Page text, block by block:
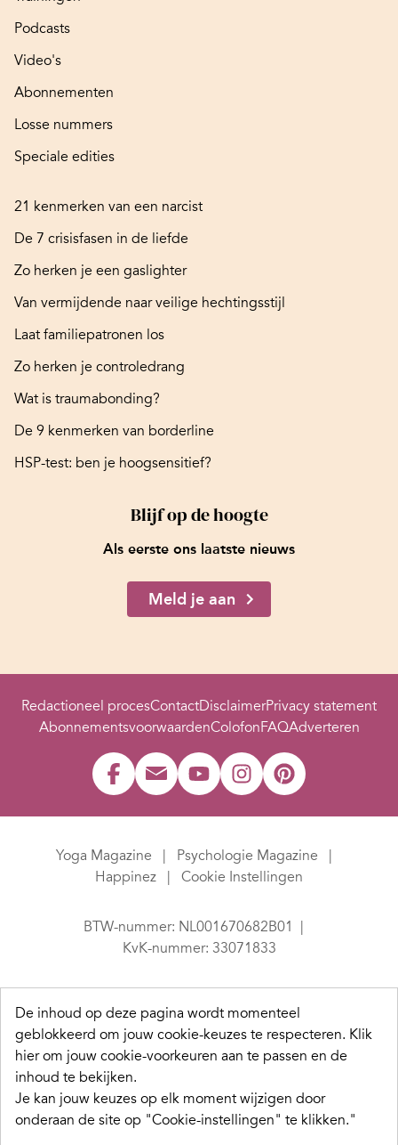
Podcasts
Video's
Abonnementen
Losse nummers
Speciale edities
21 kenmerken van een narcist
De 7 crisisfasen in de liefde
Zo herken je een gaslighter
Van vermijdende naar veilige hechtingsstijl
Laat familiepatronen los
Zo herken je controledrang
Wat is traumabonding?
De 9 kenmerken van borderline
HSP-test: ben je hoogsensitief?
Blijf op de hoogte
Als eerste ons laatste nieuws
Meld je aan
Redactioneel procesContactDisclaimerPrivacy statement
AbonnementsvoorwaardenColofonFAQAdverteren
Yoga Magazine
Psychologie Magazine
Happinez
Cookie Instellingen
BTW-nummer: NL001670682B01
KvK-nummer: 33071833
De inhoud op deze pagina wordt momenteel
geblokkeerd om jouw cookie-keuzes te respecteren. Klik
hier om jouw cookie-voorkeuren aan te passen en de
inhoud te bekijken.
Je kan jouw keuzes op elk moment wijzigen door
onderaan de site op "Cookie-instellingen" te klikken."